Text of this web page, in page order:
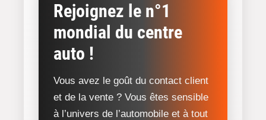
Rejoignez le n°1
mondial du centre
auto !
Vous avez le goût du contact client
et de la vente ? Vous êtes sensible
à l’univers de l’automobile et à tout